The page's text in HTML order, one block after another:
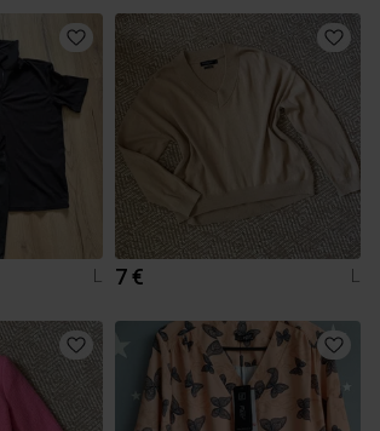
L 7 € L